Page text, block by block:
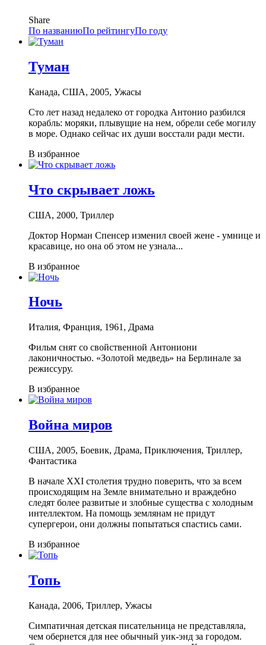
Share
По названиюПо рейтингуПо году
Туман
Канада, США, 2005, Ужасы
Сто лет назад недалеко от городка Антонио разбился
корабль: моряки, плывущие на нем, обрели себе могилу
в море. Однако сейчас их души восстали ради мести.
В избранное
Что скрывает ложь
США, 2000, Триллер
Доктор Норман Спенсер изменил своей жене - умнице и
красавице, но она об этом не узнала...
В избранное
Ночь
Италия, Франция, 1961, Драма
Фильм снят со свойственной Антониони
лаконичностью. «Золотой медведь» на Берлинале за
режиссуру.
В избранное
Война миров
США, 2005, Боевик, Драма, Приключения, Триллер,
Фантастика
В начале XXI столетия трудно поверить, что за всем
происходящим на Земле внимательно и враждебно
следят более развитые и злобные существа с холодным
интеллектом. На помощь землянам не придут
супергерои, они должны попытаться спастись сами.
В избранное
Топь
Канада, 2006, Триллер, Ужасы
Симпатичная детская писательница не представляла,
чем обернется для нее обычный уик-энд за городом.